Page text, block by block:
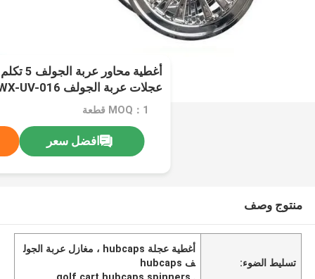
عجلات عربة الجولف WX-UV-016
MOQ：1 قطعة
افضل سعر
منتوج وصف
تسليط الضوء:
أغطية عجلة hubcaps ، مغازل عربة الجول
ف hubcaps
,
golf cart hubcaps spinners